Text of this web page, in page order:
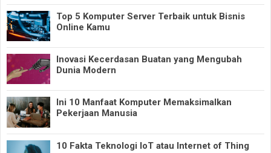
Top 5 Komputer Server Terbaik untuk Bisnis
Online Kamu
Inovasi Kecerdasan Buatan yang Mengubah
Dunia Modern
Ini 10 Manfaat Komputer Memaksimalkan
Pekerjaan Manusia
10 Fakta Teknologi IoT atau Internet of Thing